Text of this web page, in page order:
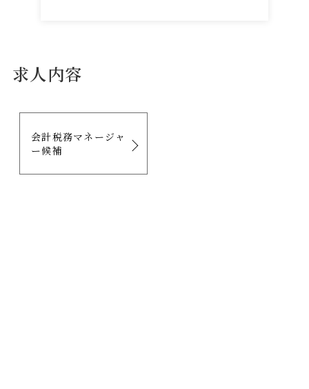
求人内容
会計税務マネージャ
ー候補